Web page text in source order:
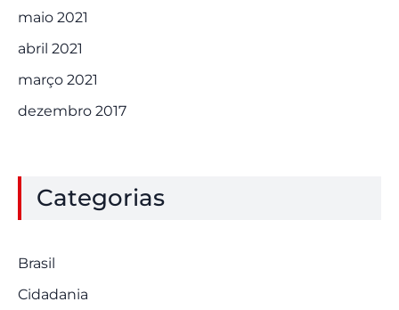
maio 2021
abril 2021
março 2021
dezembro 2017
Categorias
Brasil
Cidadania